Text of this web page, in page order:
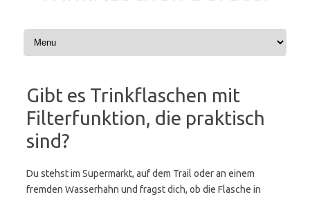
Gibt es Trinkflaschen mit
Filterfunktion, die praktisch
sind?
Du stehst im Supermarkt, auf dem Trail oder an einem
fremden Wasserhahn und fragst dich, ob die Flasche in